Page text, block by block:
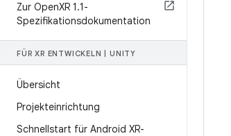
Zur OpenXR 1.1-
Spezifikationsdokumentation
FÜR XR ENTWICKELN UNITY
Übersicht
Projekteinrichtung
Schnellstart für Android XR-